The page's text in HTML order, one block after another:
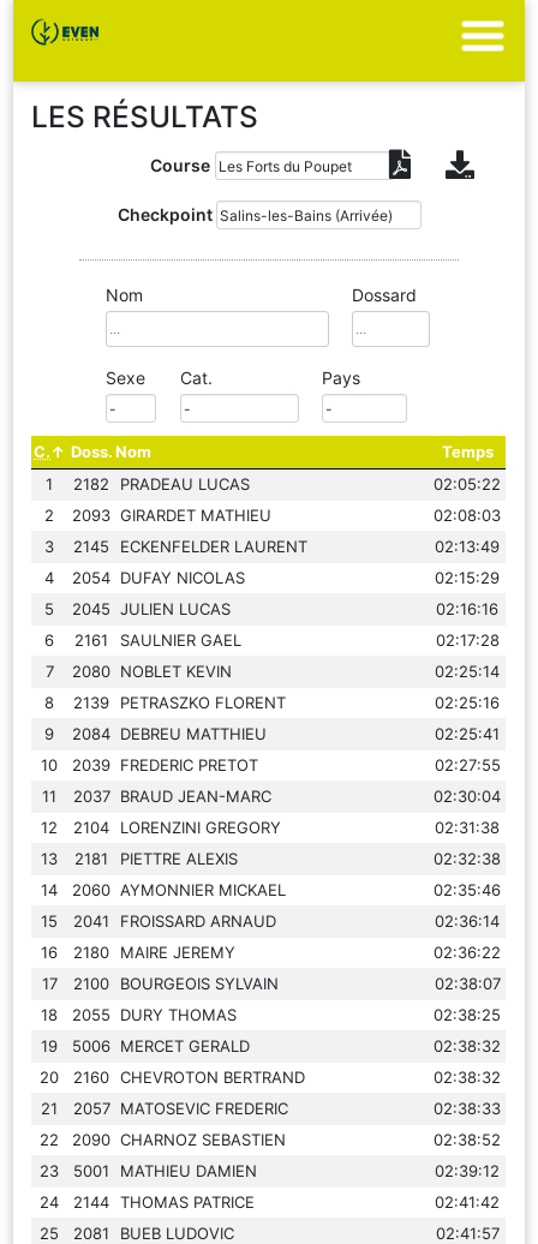
LES RÉSULTATS
Course
Checkpoint
Nom Dossard
Sexe Cat. Pays
C. Doss. Nom
Temps
1
2182 PRADEAU LUCAS
02:05:22
2
2093 GIRARDET MATHIEU
02:08:03
3
2145 ECKENFELDER LAURENT
02:13:49
4
2054 DUFAY NICOLAS
02:15:29
5
2045 JULIEN LUCAS
02:16:16
6
2161 SAULNIER GAEL
02:17:28
7
2080 NOBLET KEVIN
02:25:14
8
2139 PETRASZKO FLORENT
02:25:16
9
2084 DEBREU MATTHIEU
02:25:41
10
2039 FREDERIC PRETOT
02:27:55
11
2037 BRAUD JEAN-MARC
02:30:04
12
2104 LORENZINI GREGORY
02:31:38
13
2181 PIETTRE ALEXIS
02:32:38
14
2060 AYMONNIER MICKAEL
02:35:46
15
2041 FROISSARD ARNAUD
02:36:14
16
2180 MAIRE JEREMY
02:36:22
17
2100 BOURGEOIS SYLVAIN
02:38:07
18
2055 DURY THOMAS
02:38:25
19
5006 MERCET GERALD
02:38:32
20
2160 CHEVROTON BERTRAND
02:38:32
21
2057 MATOSEVIC FREDERIC
02:38:33
22
2090 CHARNOZ SEBASTIEN
02:38:52
23
5001 MATHIEU DAMIEN
02:39:12
24
2144 THOMAS PATRICE
02:41:42
25
2081 BUEB LUDOVIC
02:41:57